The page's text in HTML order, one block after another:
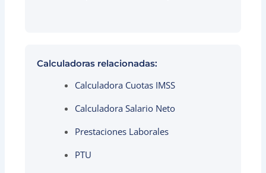
Calculadoras relacionadas:
Calculadora Cuotas IMSS
Calculadora Salario Neto
Prestaciones Laborales
PTU